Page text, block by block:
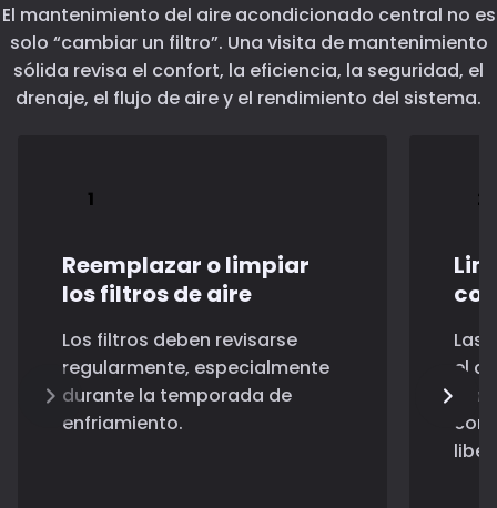
El mantenimiento del aire acondicionado central no es
solo “cambiar un filtro”. Una visita de mantenimiento
sólida revisa el confort, la eficiencia, la seguridad, el
drenaje, el flujo de aire y el rendimiento del sistema.
Reemplazar o limpiar
los filtros de aire
Los filtros deben revisarse
regularmente, especialmente
durante la temporada de
enfriamiento.
Las
el